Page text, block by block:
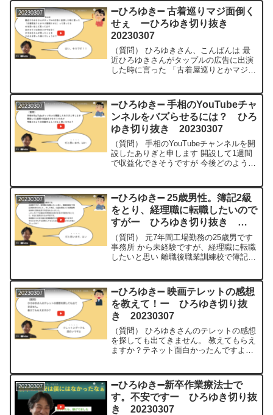
ます。 何かすべきことがあれば アドバ
イスお願いします...
20230307
➖ひろゆき➖ 古着巡りマジ面倒く
せぇ ーひろゆき切り抜き
20230307
（質問） ひろゆきさん、こんばんは 最
近ひろゆきさんがタップルの広告に出演
した時に言った 「古着屋巡りとかマジ面
く ひろゆきさんが思ったことを そのま
ま言った感じで...
20230307
➖ひろゆき➖ 手相のYouTubeチャ
ンネルをバズらせるには？ ひろ
ゆき切り抜き 20230307
（質問） 手相のYouTubeチャンネルを開
設したありぎと申します 開設して1週間
で収益化できそうですが 今後どのような
の手相わかんなかったとしても適当なこ
と言いますで...
20230307
➖ひろゆき➖ 25歳男性。簿記2級
をとり、経理職に転職したいので
すがー ひろゆき切り抜き
20230307
（質問） 元7年間工場勤務の25歳男です
事務所 から未経験ですが、経理職に転職
したいと思い 離職後職業訓練校で簿記2
内定をもらいました しかしそこでは最長
2年間契約社...
20230307
➖ひろゆき➖ 映画テレットの感想
を教えて！ー ひろゆき切り抜
き 20230307
（質問） ひろゆきさんのテレットの感想
を探しても出てきません。 教えてもらえ
ますか？テネット面白かったんですよね
しで始まる話と再生で始まる話というの
が交差するんですよっ...
20230307
➖ひろゆき➖新卒作業療法士で
す。不安ですー ひろゆき切り抜
き 20230307